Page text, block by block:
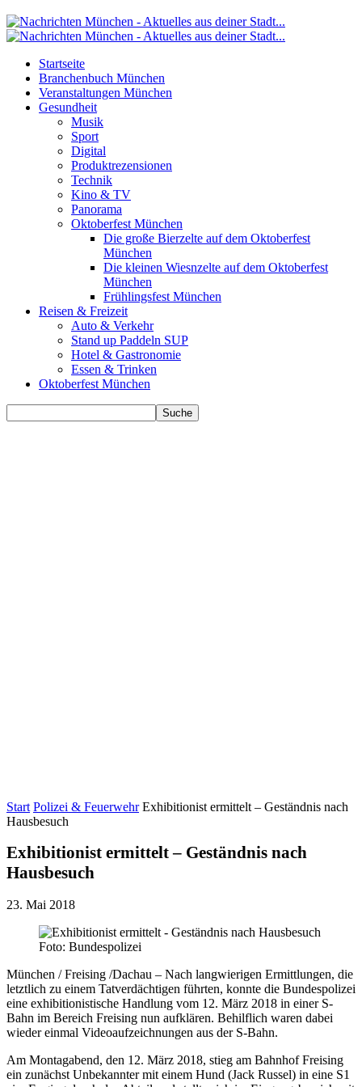
Startseite
Branchenbuch München
Veranstaltungen München
Gesundheit
Musik
Sport
Digital
Produktrezensionen
Technik
Kino & TV
Panorama
Oktoberfest München
Die große Bierzelte auf dem Oktoberfest
München
Die kleinen Wiesnzelte auf dem Oktoberfest
München
Frühlingsfest München
Reisen & Freizeit
Auto & Verkehr
Stand up Paddeln SUP
Hotel & Gastronomie
Essen & Trinken
Oktoberfest München
Start Polizei & Feuerwehr Exhibitionist ermittelt – Geständnis nach
Hausbesuch
Exhibitionist ermittelt – Geständnis nach
Hausbesuch
23. Mai 2018
Foto: Bundespolizei
München / Freising /Dachau – Nach langwierigen Ermittlungen, die
letztlich zu einem Tatverdächtigen führten, konnte die Bundespolizei
eine exhibitionistische Handlung vom 12. März 2018 in einer S-
Bahn im Bereich Freising nun aufklären. Behilflich waren dabei
wieder einmal Videoaufzeichnungen aus der S-Bahn.
Am Montagabend, den 12. März 2018, stieg am Bahnhof Freising
ein zunächst Unbekannter mit einem Hund (Jack Russel) in eine S1